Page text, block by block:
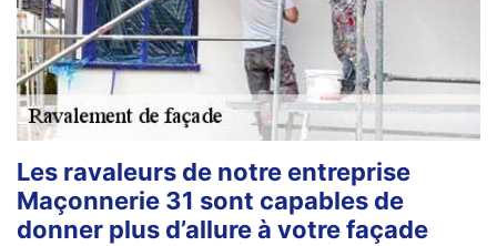
Les ravaleurs de notre entreprise
Maçonnerie 31 sont capables de
donner plus d’allure à votre façade